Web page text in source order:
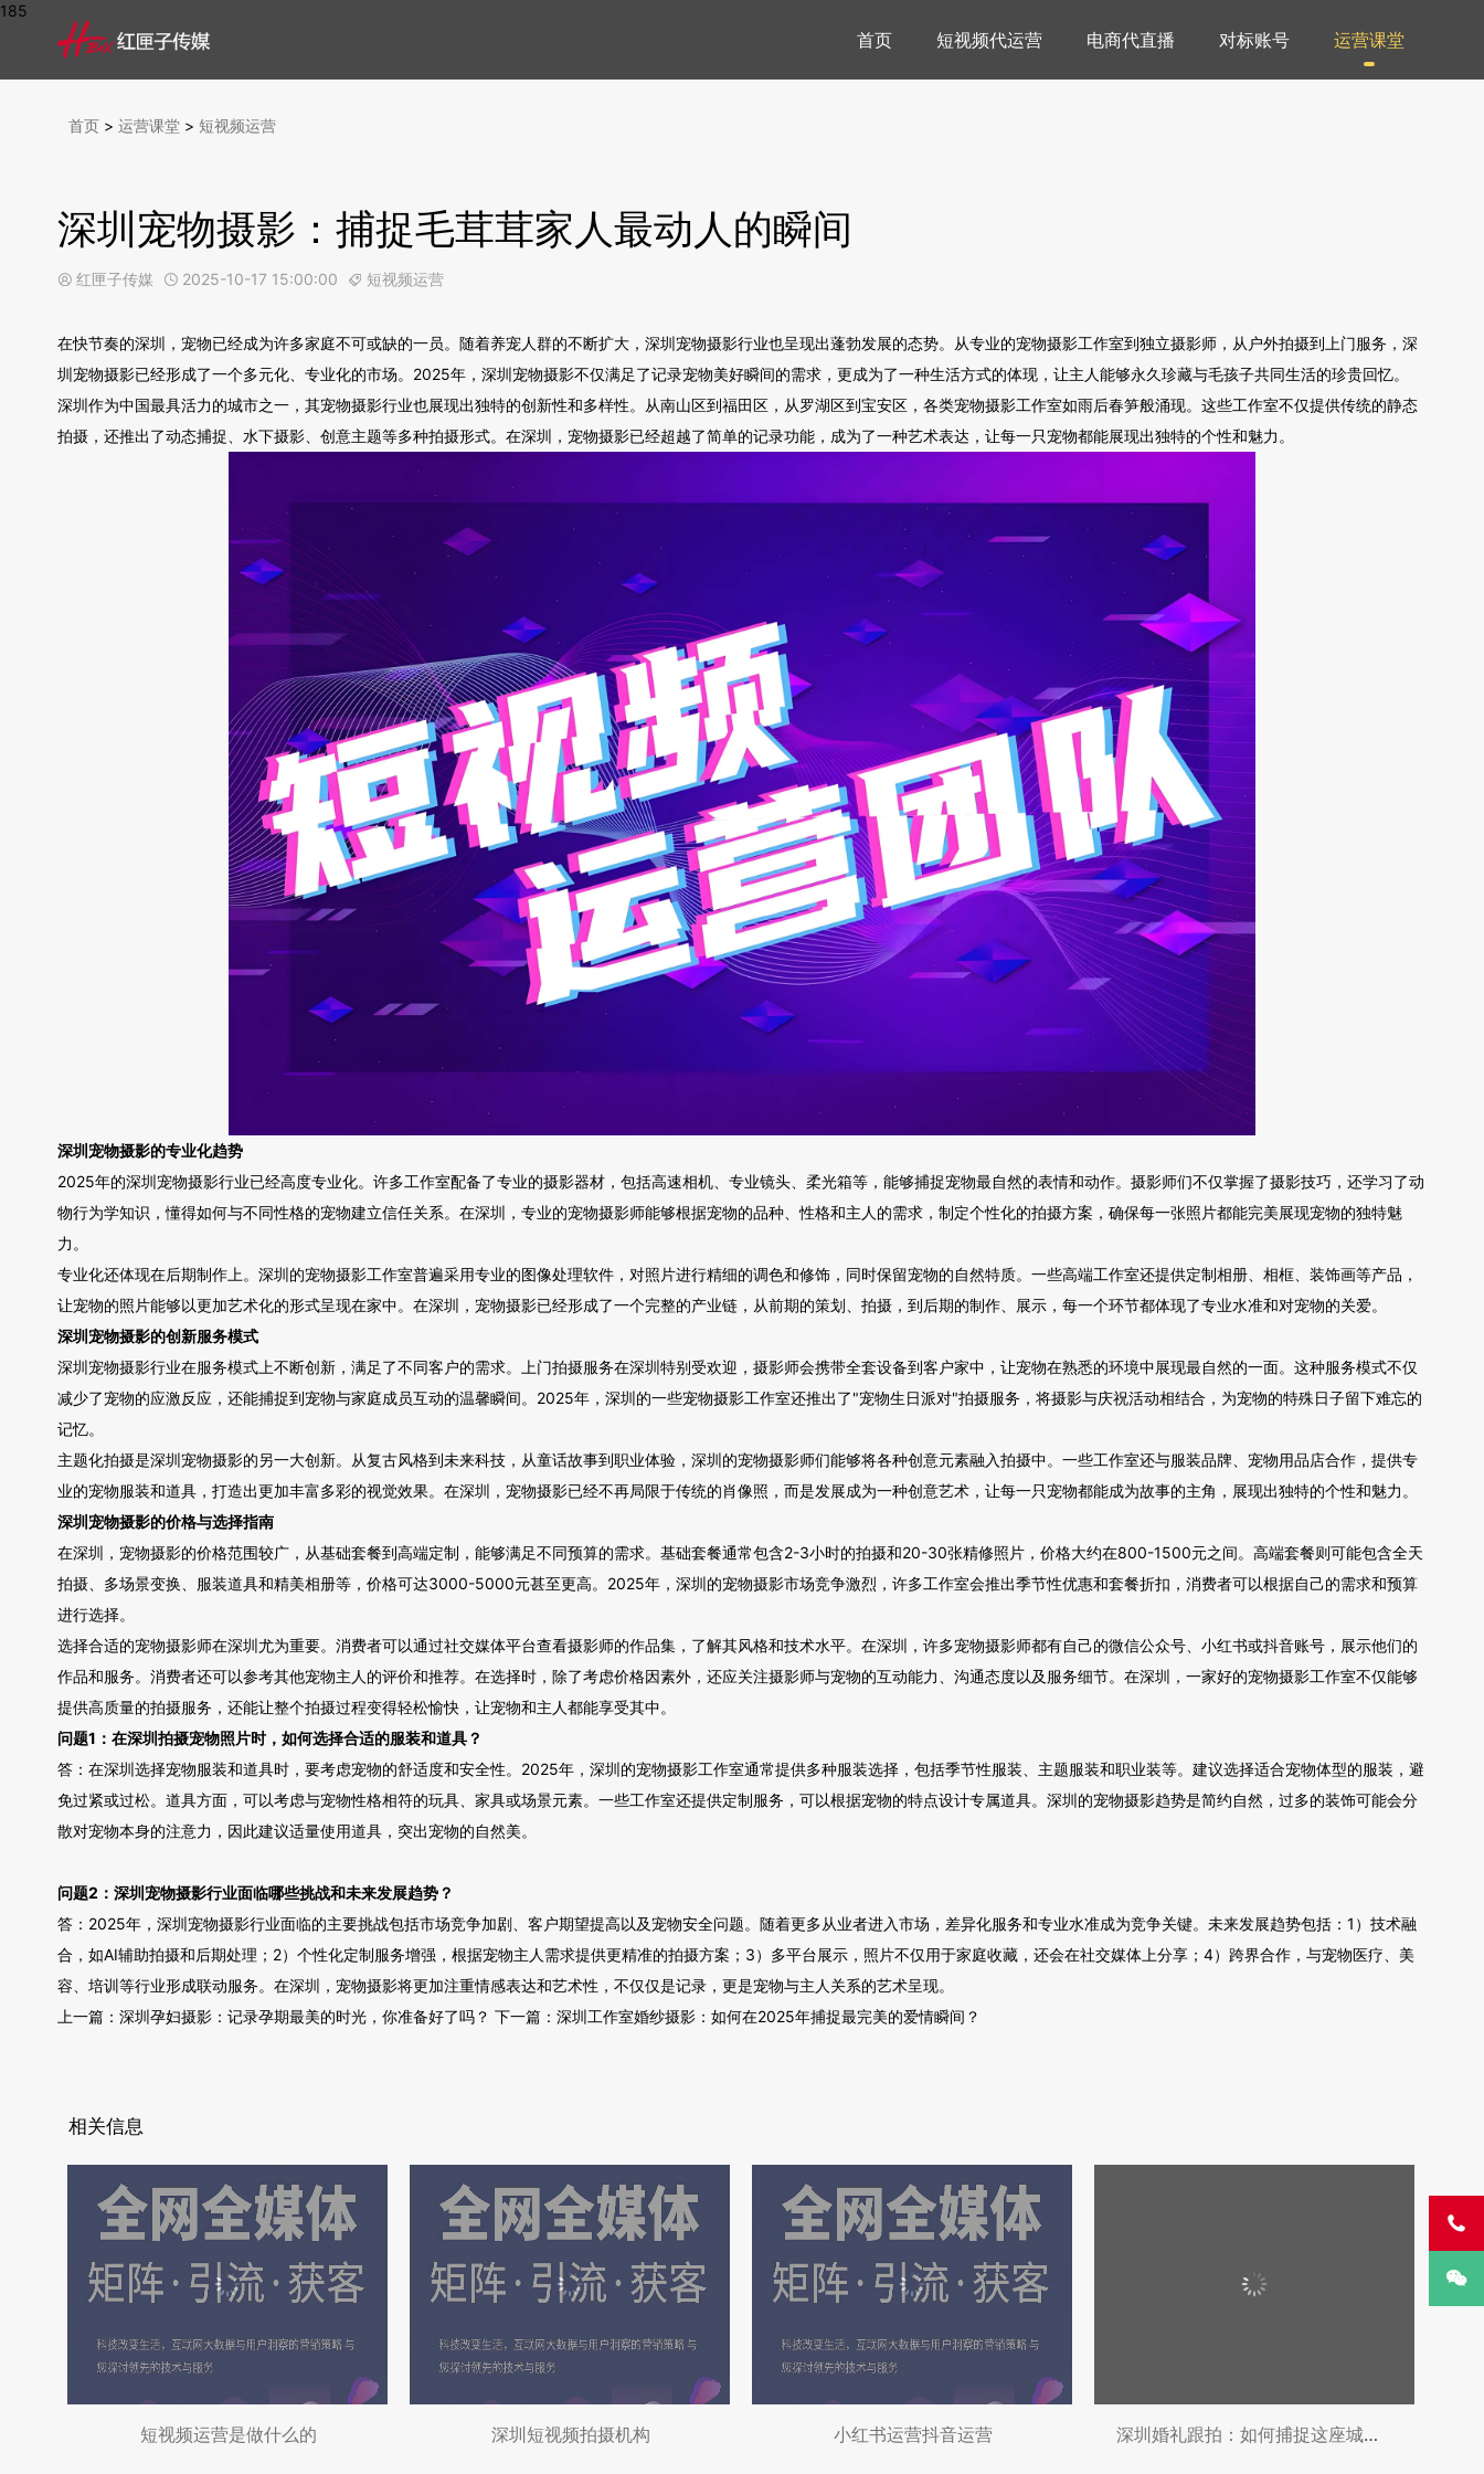
185
首页 短视频代运营 电商代直播 对标账号 运营课堂
首页 > 运营课堂 > 短视频运营
深圳宠物摄影：捕捉毛茸茸家人最动人的瞬间
 红匣子传媒  2025-10-17 15:00:00  短视频运营
在快节奏的深圳，宠物已经成为许多家庭不可或缺的一员。随着养宠人群的不断扩大，深圳宠物摄影行业也呈现出蓬勃发展的态势。从专业的宠物摄影工作室到独立摄影师，从户外拍摄到上门服务，深
圳宠物摄影已经形成了一个多元化、专业化的市场。2025年，深圳宠物摄影不仅满足了记录宠物美好瞬间的需求，更成为了一种生活方式的体现，让主人能够永久珍藏与毛孩子共同生活的珍贵回忆。
深圳作为中国最具活力的城市之一，其宠物摄影行业也展现出独特的创新性和多样性。从南山区到福田区，从罗湖区到宝安区，各类宠物摄影工作室如雨后春笋般涌现。这些工作室不仅提供传统的静态
拍摄，还推出了动态捕捉、水下摄影、创意主题等多种拍摄形式。在深圳，宠物摄影已经超越了简单的记录功能，成为了一种艺术表达，让每一只宠物都能展现出独特的个性和魅力。
深圳宠物摄影的专业化趋势
2025年的深圳宠物摄影行业已经高度专业化。许多工作室配备了专业的摄影器材，包括高速相机、专业镜头、柔光箱等，能够捕捉宠物最自然的表情和动作。摄影师们不仅掌握了摄影技巧，还学习了动
物行为学知识，懂得如何与不同性格的宠物建立信任关系。在深圳，专业的宠物摄影师能够根据宠物的品种、性格和主人的需求，制定个性化的拍摄方案，确保每一张照片都能完美展现宠物的独特魅
力。
专业化还体现在后期制作上。深圳的宠物摄影工作室普遍采用专业的图像处理软件，对照片进行精细的调色和修饰，同时保留宠物的自然特质。一些高端工作室还提供定制相册、相框、装饰画等产品，
让宠物的照片能够以更加艺术化的形式呈现在家中。在深圳，宠物摄影已经形成了一个完整的产业链，从前期的策划、拍摄，到后期的制作、展示，每一个环节都体现了专业水准和对宠物的关爱。
深圳宠物摄影的创新服务模式
深圳宠物摄影行业在服务模式上不断创新，满足了不同客户的需求。上门拍摄服务在深圳特别受欢迎，摄影师会携带全套设备到客户家中，让宠物在熟悉的环境中展现最自然的一面。这种服务模式不仅
减少了宠物的应激反应，还能捕捉到宠物与家庭成员互动的温馨瞬间。2025年，深圳的一些宠物摄影工作室还推出了"宠物生日派对"拍摄服务，将摄影与庆祝活动相结合，为宠物的特殊日子留下难忘的
记忆。
主题化拍摄是深圳宠物摄影的另一大创新。从复古风格到未来科技，从童话故事到职业体验，深圳的宠物摄影师们能够将各种创意元素融入拍摄中。一些工作室还与服装品牌、宠物用品店合作，提供专
业的宠物服装和道具，打造出更加丰富多彩的视觉效果。在深圳，宠物摄影已经不再局限于传统的肖像照，而是发展成为一种创意艺术，让每一只宠物都能成为故事的主角，展现出独特的个性和魅力。
深圳宠物摄影的价格与选择指南
在深圳，宠物摄影的价格范围较广，从基础套餐到高端定制，能够满足不同预算的需求。基础套餐通常包含2-3小时的拍摄和20-30张精修照片，价格大约在800-1500元之间。高端套餐则可能包含全天
拍摄、多场景变换、服装道具和精美相册等，价格可达3000-5000元甚至更高。2025年，深圳的宠物摄影市场竞争激烈，许多工作室会推出季节性优惠和套餐折扣，消费者可以根据自己的需求和预算
进行选择。
选择合适的宠物摄影师在深圳尤为重要。消费者可以通过社交媒体平台查看摄影师的作品集，了解其风格和技术水平。在深圳，许多宠物摄影师都有自己的微信公众号、小红书或抖音账号，展示他们的
作品和服务。消费者还可以参考其他宠物主人的评价和推荐。在选择时，除了考虑价格因素外，还应关注摄影师与宠物的互动能力、沟通态度以及服务细节。在深圳，一家好的宠物摄影工作室不仅能够
提供高质量的拍摄服务，还能让整个拍摄过程变得轻松愉快，让宠物和主人都能享受其中。
问题1：在深圳拍摄宠物照片时，如何选择合适的服装和道具？
答：在深圳选择宠物服装和道具时，要考虑宠物的舒适度和安全性。2025年，深圳的宠物摄影工作室通常提供多种服装选择，包括季节性服装、主题服装和职业装等。建议选择适合宠物体型的服装，避
免过紧或过松。道具方面，可以考虑与宠物性格相符的玩具、家具或场景元素。一些工作室还提供定制服务，可以根据宠物的特点设计专属道具。深圳的宠物摄影趋势是简约自然，过多的装饰可能会分
散对宠物本身的注意力，因此建议适量使用道具，突出宠物的自然美。
问题2：深圳宠物摄影行业面临哪些挑战和未来发展趋势？
答：2025年，深圳宠物摄影行业面临的主要挑战包括市场竞争加剧、客户期望提高以及宠物安全问题。随着更多从业者进入市场，差异化服务和专业水准成为竞争关键。未来发展趋势包括：1）技术融
合，如AI辅助拍摄和后期处理；2）个性化定制服务增强，根据宠物主人需求提供更精准的拍摄方案；3）多平台展示，照片不仅用于家庭收藏，还会在社交媒体上分享；4）跨界合作，与宠物医疗、美
容、培训等行业形成联动服务。在深圳，宠物摄影将更加注重情感表达和艺术性，不仅仅是记录，更是宠物与主人关系的艺术呈现。
上一篇： 深圳孕妇摄影：记录孕期最美的时光，你准备好了吗？ 下一篇： 深圳工作室婚纱摄影：如何在2025年捕捉最完美的爱情瞬间？
相关信息
短视频运营是做什么的 深圳短视频拍摄机构 小红书运营抖音运营 深圳婚礼跟拍：如何捕捉这座城市的浪漫瞬间

